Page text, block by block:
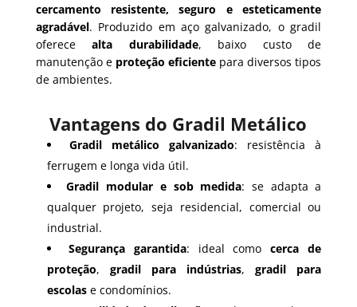
cercamento resistente, seguro e esteticamente
agradável. Produzido em aço galvanizado, o gradil
oferecealta durabilidade, baixo custo de
manutenção e proteção eficiente para diversos tipos
de ambientes.
Vantagens do Gradil Metálico
Gradil metálico galvanizado: resistência à
ferrugem e longa vida útil.
Gradil modular e sob medida: se adapta a
qualquer projeto, seja residencial, comercial ou
industrial.
Segurança garantida: ideal comocerca de
proteção, gradil para indústrias,gradil para
escolase condomínios.